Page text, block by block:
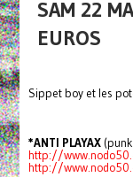
SAM 22
EUROS
Sippet boy et les
*ANTI PLAYAX
http://
http://